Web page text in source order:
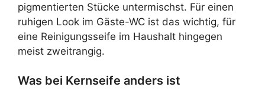
pigmentierten Stücke untermischst. Für einen
ruhigen Look im Gäste-WC ist das wichtig, für
eine Reinigungsseife im Haushalt hingegen
meist zweitrangig.
Was bei Kernseife anders ist